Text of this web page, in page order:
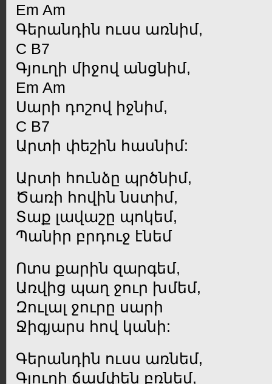
Em Am
Գերանդին ուսս առնիմ,
C B7
Գյուղի միջով անցնիմ,
Em Am
Սարի դոշով իջնիմ,
C B7
Արտի փեշին հասնիմ:
Արտի հունձը պրծնիմ,
Ծառի հովին նստիմ,
Տաք լավաշը պոկեմ,
Պանիր բրդուջ էնեմ
Ոտս քարին զարգեմ,
Առվից պաղ ջուր խմեմ,
Զուլալ ջուրը սարի
Ջիգյարս հով կանի:
Գերանդին ուսս առնեմ,
Գյուղի ճամփեն բռնեմ,